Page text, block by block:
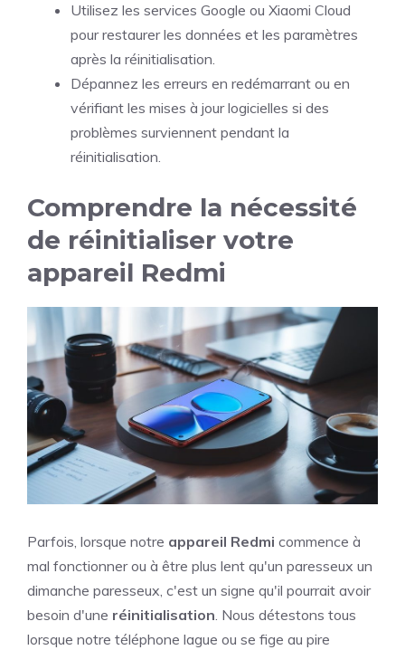
Utilisez les services Google ou Xiaomi Cloud
pour restaurer les données et les paramètres
après la réinitialisation.
Dépannez les erreurs en redémarrant ou en
vérifiant les mises à jour logicielles si des
problèmes surviennent pendant la
réinitialisation.
Comprendre la nécessité
de réinitialiser votre
appareil Redmi
Parfois, lorsque notre appareil Redmi commence à
mal fonctionner ou à être plus lent qu'un paresseux un
dimanche paresseux, c'est un signe qu'il pourrait avoir
besoin d'une réinitialisation . Nous détestons tous
lorsque notre téléphone lague ou se fige au pire